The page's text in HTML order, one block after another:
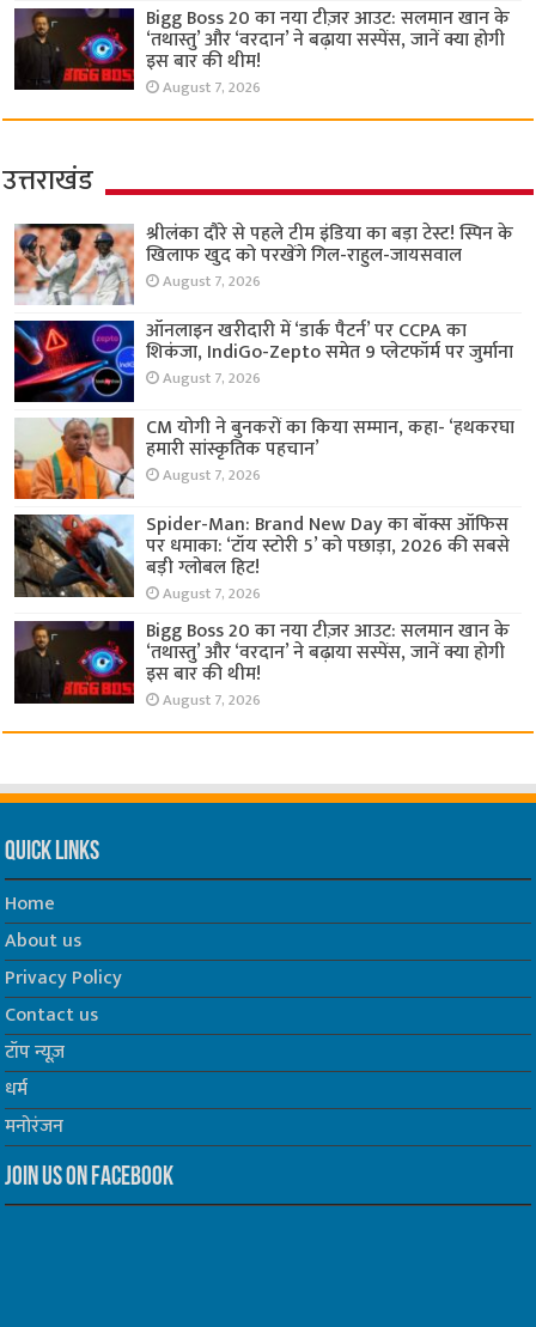
Bigg Boss 20 का नया टीज़र आउट: सलमान खान के
‘तथास्तु’ और ‘वरदान’ ने बढ़ाया सस्पेंस, जानें क्या होगी
इस बार की थीम!
August 7, 2026
उत्तराखंड
श्रीलंका दौरे से पहले टीम इंडिया का बड़ा टेस्ट! स्पिन के
खिलाफ खुद को परखेंगे गिल-राहुल-जायसवाल
August 7, 2026
ऑनलाइन खरीदारी में ‘डार्क पैटर्न’ पर CCPA का
शिकंजा, IndiGo-Zepto समेत 9 प्लेटफॉर्म पर जुर्माना
August 7, 2026
CM योगी ने बुनकरों का किया सम्मान, कहा- ‘हथकरघा
हमारी सांस्कृतिक पहचान’
August 7, 2026
Spider-Man: Brand New Day का बॉक्स ऑफिस
पर धमाका: ‘टॉय स्टोरी 5’ को पछाड़ा, 2026 की सबसे
बड़ी ग्लोबल हिट!
August 7, 2026
Bigg Boss 20 का नया टीज़र आउट: सलमान खान के
‘तथास्तु’ और ‘वरदान’ ने बढ़ाया सस्पेंस, जानें क्या होगी
इस बार की थीम!
August 7, 2026
Quick Links
Home
About us
Privacy Policy
Contact us
टॉप न्यूज़
धर्म
मनोरंजन
Join us on Facebook